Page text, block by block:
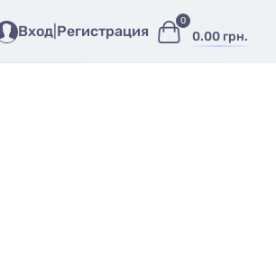
Вход Регистрация 0.00 грн.
0